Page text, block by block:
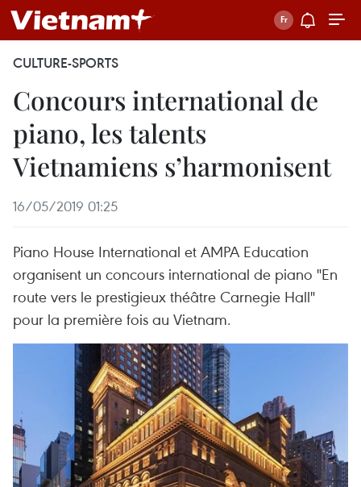
CULTURE-SPORTS
Concours international de
piano, les talents
Vietnamiens s’harmonisent
16/05/2019 01:25
Piano House International et AMPA Education
organisent un concours international de piano "En
route vers le prestigieux théâtre Carnegie Hall"
pour la première fois au Vietnam.